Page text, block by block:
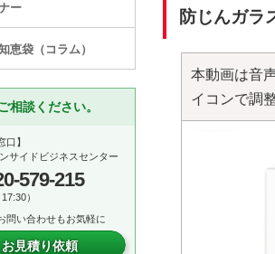
防じんガラ
本動画は音
イコンで調
ー
恵袋（コラム）
相談ください。
口】
サイドビジネスセンター
579-215
）
問い合わせもお気軽に
お見積り依頼